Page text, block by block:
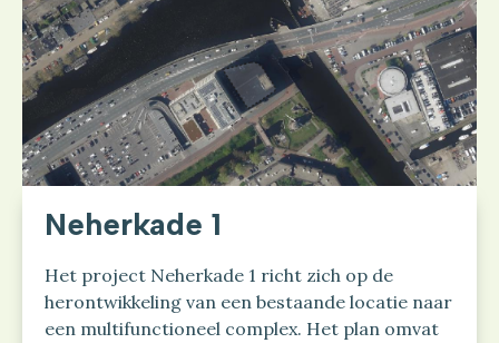
Neherkade 1
Het project Neherkade 1 richt zich op de
herontwikkeling van een bestaande locatie naar
een multifunctioneel complex. Het plan omvat